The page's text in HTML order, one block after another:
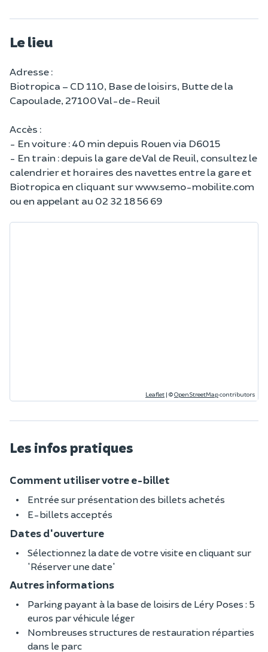
Le lieu
Adresse :
Biotropica – CD 110, Base de loisirs, Butte de la
Capoulade, 27100 Val-de-Reuil
Accès :
- En voiture : 40 min depuis Rouen via D6015
- En train : depuis la gare de Val de Reuil, consultez le
calendrier et horaires des navettes entre la gare et
Biotropica en cliquant sur www.semo-mobilite.com
ou en appelant au 02 32 18 56 69
Leaflet | ©OpenStreetMapcontributors
Les infos pratiques
Comment utiliser votre e-billet
Entrée sur présentation des billets achetés
E-billets acceptés
Dates d'ouverture
Sélectionnez la date de votre visite en cliquant sur
'Réserver une date'
Autres informations
Parking payant à la base de loisirs de Léry Poses : 5
euros par véhicule léger
Nombreuses structures de restauration réparties
dans le parc